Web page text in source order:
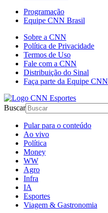
Programação
Equipe CNN Brasil
Sobre a CNN
Política de Privacidade
Termos de Uso
Fale com a CNN
Distribuição do Sinal
Faça parte da Equipe CNN
Buscar
Pular para o conteúdo
Ao vivo
Política
Money
WW
Agro
Infra
IA
Esportes
Viagem & Gastronomia